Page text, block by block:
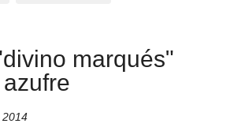
marqués"
2014